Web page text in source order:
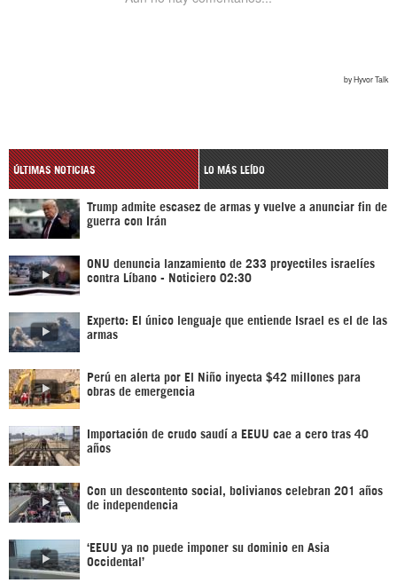
ÚLTIMAS NOTICIAS LO MÁS LEÍDO
Trump admite escasez de armas y vuelve a anunciar fin de
guerra con Irán
ONU denuncia lanzamiento de 233 proyectiles israelíes
contra Líbano - Noticiero 02:30
Experto: El único lenguaje que entiende Israel es el de las
armas
Perú en alerta por El Niño inyecta $42 millones para
obras de emergencia
Importación de crudo saudí a EEUU cae a cero tras 40
años
Con un descontento social, bolivianos celebran 201 años
de independencia
‘EEUU ya no puede imponer su dominio en Asia
Occidental’